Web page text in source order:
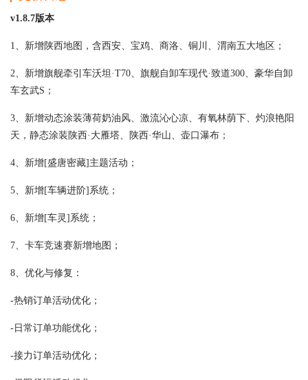
v1.8.7版本
1、新增陕西地图，含西安、宝鸡、商洛、铜川、渭南五大地区；
2、新增旗舰牵引车沃坦·T70、旗舰自卸车现代·致道300、豪华自卸
车玄武S；
3、新增动态涂装薄荷奶油风、激流沁心凉、有氧林荫下、灼浪艳阳
天，静态涂装陕西·大雁塔、陕西·华山、壶口瀑布；
4、新增[盛唐密藏]主题活动；
5、新增[车辆进阶]系统；
6、新增[车灵]系统；
7、卡车竞速赛新增地图；
8、优化与修复：
-热销订单活动优化；
-日常订单功能优化；
-接力订单活动优化；